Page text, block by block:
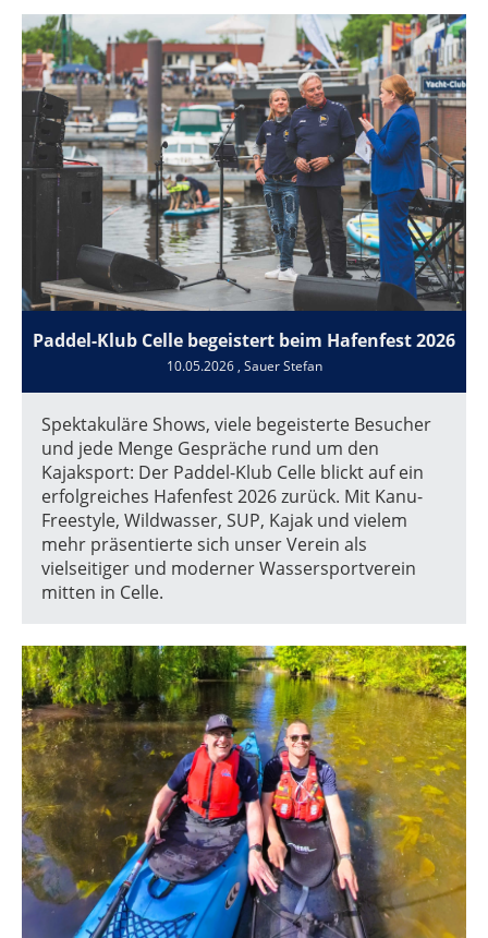
Paddel-Klub Celle begeistert beim Hafenfest 2026
10.05.2026, Sauer Stefan
Spektakuläre Shows, viele begeisterte Besucher
und jede Menge Gespräche rund um den
Kajaksport: Der Paddel-Klub Celle blickt auf ein
erfolgreiches Hafenfest 2026 zurück. Mit Kanu-
Freestyle, Wildwasser, SUP, Kajak und vielem
mehr präsentierte sich unser Verein als
vielseitiger und moderner Wassersportverein
mitten in Celle.